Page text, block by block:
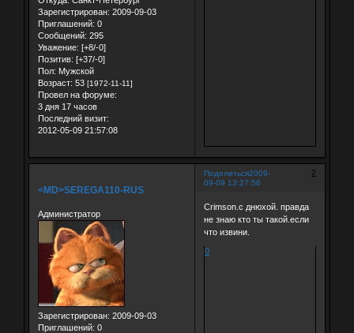
Зарегистрирован: 2009-09-03
Приглашений: 0
Сообщений: 295
Уважение: [+8/-0]
Позитив: [+37/-0]
Пол: Мужской
Возраст: 53 [1972-11-11]
Провел на форуме:
3 дня 17 часов
Последний визит:
2012-05-09 21:57:08
Поделиться 2
2009-
09-09 13:27:56
<MD>SEREGA110-RUS
Администратор
Зарегистрирован: 2009-09-03
Приглашений: 0
Crimson.с днюхой. правда
не знаю кто ты такой.если
что извини.
0